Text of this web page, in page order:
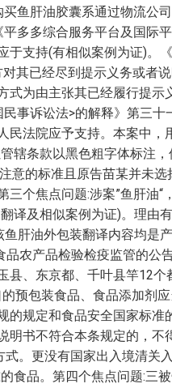
鱼肝油胶囊系通过物流公
多多综合服务平台及国际
支持(有相似案例为证)。
其已经尽到提示义务或者
为由主张其已经履行提
事诉讼法>的解释》第三
法院应予支持。本案中，
辖条款以黑色粗字体标注
意的标准且原告苗某并未
个焦点问题:涉案”鱼肝油“
译及相似案例为证)。理由
肝油外包装翻译内容均是
农产品检验检疫监管的公
、东京都、千叶县竿12
预包装食品、食品添加剂
规定和食品安全国家标准
书不符合本条规定的，不
。更没有国家出入境清关
食品。第四个焦点问题:三